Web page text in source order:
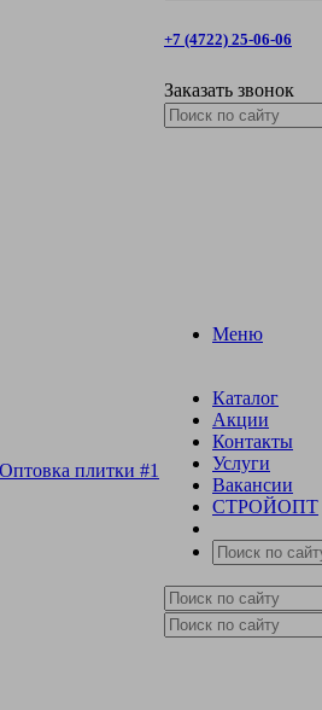
+7 (4722) 25-06-06
Заказать звонок
Меню
Каталог
Акции
Контакты
Услуги
Вакансии
СТРОЙОПТ